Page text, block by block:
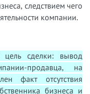
следствием чего
компании.
сделки: вывод
продавца, на
факт отсутствия
бизнеса и